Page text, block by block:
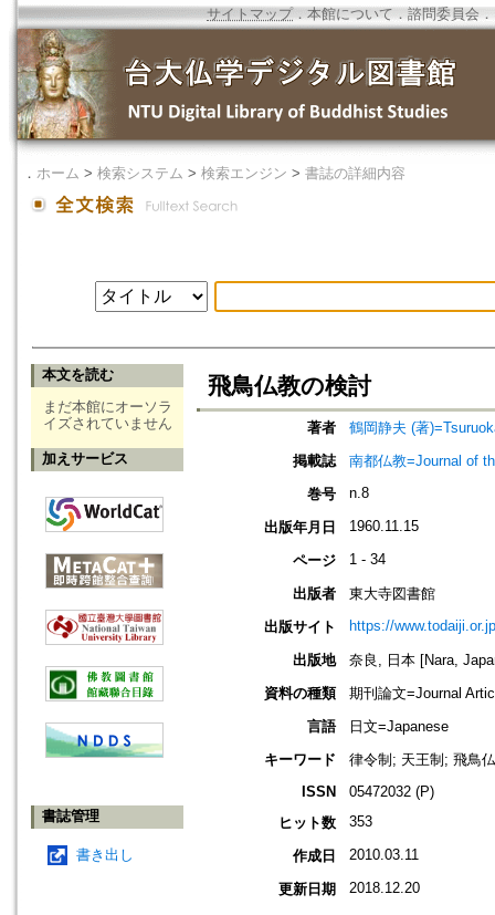
サイトマップ．本館について ． 諮問委員会 ．
． ホーム > 検索システム > 検索エンジン > 書誌の詳細内容
本文を読む
まだ本館にオーソラ
イズされていません
加えサービス
書誌管理
書き出し
飛鳥仏教の検討
著者
鶴岡静夫 (著
掲載誌
南都仏教=Journal of
巻号
n.8
出版年月日 1960.11.15
ページ 1 - 34
出版者
東大寺図書館
出版サイト
https://
出版地
奈良, 日本 [Nara,
資料の種類
期刊論文=Journal
言語
日文=Japanese
キーワード
律令制; 天王制; 飛鳥
ISSN
05472032 (P)
ヒット数
353
作成日 2010.03.11
更新日期 2018.12.20